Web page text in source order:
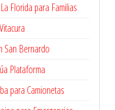
Florida para Familias
San Bernardo
Plataforma
para Camionetas